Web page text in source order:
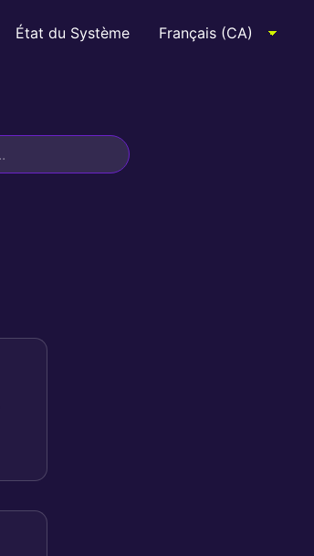
État du Système